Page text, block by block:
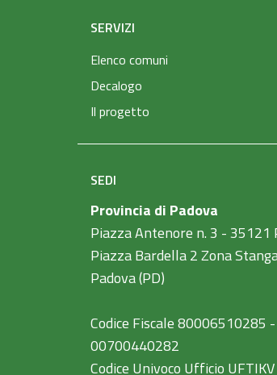
SERVIZI
Elenco comuni
Decalogo
Il progetto
SEDI
Provincia di Padova
Piazza Antenore n. 3 - 35121
Piazza Bardella 2 Zona
Padova (PD)
Codice Fiscale 80006510285 -
00700440282
Codice Univoco Ufficio UFTIKV